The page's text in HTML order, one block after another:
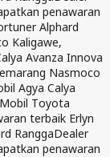
penawaran
Alphard
Kaligawe,
Avanza Innova
Nasmoco
Agya Calya
Toyota
terbaik Erlyn
RanggaDealer
penawaran